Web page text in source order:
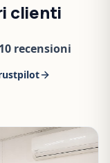
clienti
recensioni